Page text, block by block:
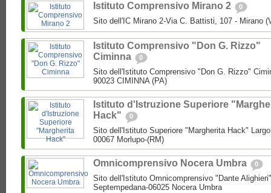
Istituto Comprensivo Mirano 2 0
Sito dell'IC Mirano 2-Via C. Battisti, 107 - Mirano
Istituto Comprensivo "Don G. Rizzo"
Ciminna
0
Sito dell'Istituto Comprensivo "Don G. Rizzo"
90023 CIMINNA (PA)
Istituto d'Istruzione Superiore
Hack"
0
Sito dell'Istituto Superiore "Margherita Hack"
00067 Morlupo-(RM)
Omnicomprensivo Nocera Umbra 0
Sito dell'Istituto Omnicomprensivo "Dante
Septempedana-06025 Nocera Umbra